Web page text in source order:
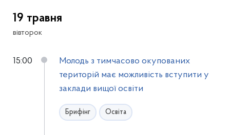
19 травня
вівторок
15:00
Молодь з тимчасово окупованих
територій має можливість вступити у
заклади вищої освіти
Брифінг Освіта